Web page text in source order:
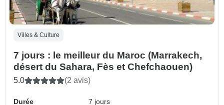
Villes & Culture
7 jours : le meilleur du Maroc (Marrakech,
désert du Sahara, Fès et Chefchaouen)
5.0 (2 avis)
Durée
7 jours